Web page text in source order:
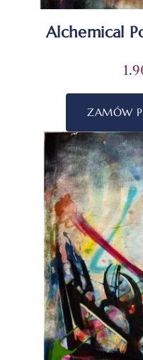
Alchemical
ZAMÓW